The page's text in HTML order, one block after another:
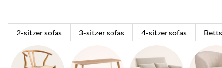
2-sitzer sofas 3-sitzer sofas 4-sitzer sofas